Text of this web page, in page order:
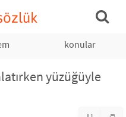
konular
yüzüğüyle